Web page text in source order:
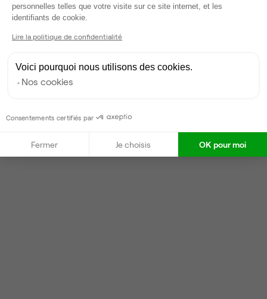
Répond dans la journée
Locataires trouvés sur Ubiq : 385
personnelles telles que votre visite sur ce site internet, et les
identifiants de cookie.
Lire la politique de confidentialité
Voici pourquoi nous utilisons des cookies.
Nos cookies
Consentements certifiés par
Fermer Je choisis OK pour moi